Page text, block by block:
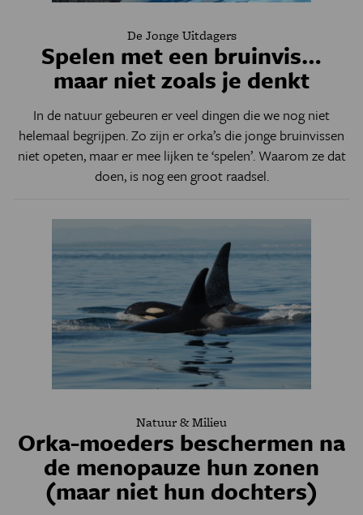
De Jonge Uitdagers
Spelen met een bruinvis…
maar niet zoals je denkt
In de natuur gebeuren er veel dingen die we nog niet
helemaal begrijpen. Zo zijn er orka’s die jonge bruinvissen
niet opeten, maar er mee lijken te ‘spelen’. Waarom ze dat
doen, is nog een groot raadsel.
Natuur & Milieu
Orka-moeders beschermen na
de menopauze hun zonen
(maar niet hun dochters)